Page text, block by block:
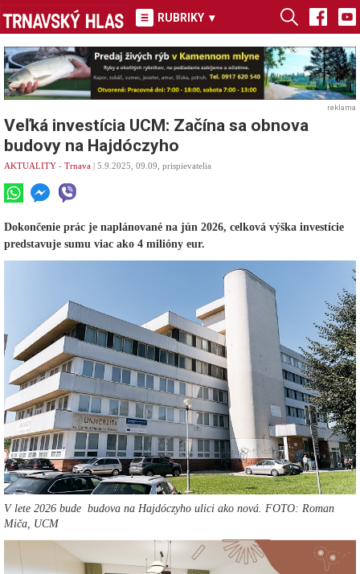
RUBRIKY ▾
reklama
Veľká investícia UCM: Začína sa obnova
budovy na Hajdóczyho
AKTUALITY - Trnava | 5.9.2025, 09.09, prispievatelia
Dokončenie prác je naplánované na jún 2026, celková výška investície
predstavuje sumu viac ako 4 milióny eur.
V lete 2026 bude budova na Hajdóczyho ulici ako nová. FOTO: Roman
Miča, UCM